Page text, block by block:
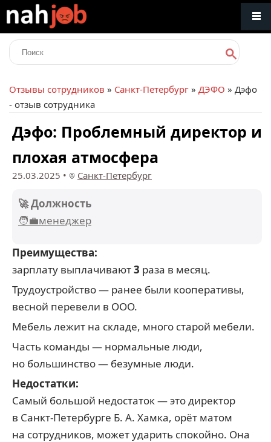
Отзывы сотрудников » Санкт-Петербург » ДЭФО » Дэфо
- отзыв сотрудника
Дэфо: Проблемный директор и
плохая атмосфера
25.03.2025 • Санкт-Петербург
🚀 Должность
🧑‍💼менеджер
Преимущества:
зарплату выплачивают3 раза в месяц.
Трудоустройство — ранее были кооперативы,
весной перевели в ООО.
Мебель лежит на складе, много старой мебели.
Часть команды — нормальные люди,
но большинство — безумные люди.
Недостатки:
Самый большой недостаток — это директор
в Санкт-Петербурге Б. А. Хамка, орёт матом
на сотрудников, может ударить спокойно. Она